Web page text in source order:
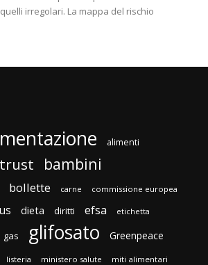
irregolari. La mappa del rischio
alimenti
bambini
bollette carne commissione europea
dieta diritti efsa etichetta
gas glifosato Greenpeace
listeria ministero salute miti alimentari